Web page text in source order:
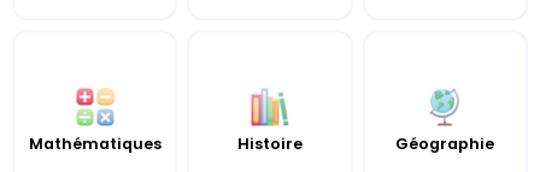
Mathématiques Histoire Géographie